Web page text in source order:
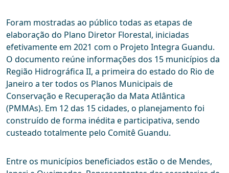
Foram mostradas ao público todas as etapas de
elaboração do Plano Diretor Florestal, iniciadas
efetivamente em 2021 com o Projeto Integra Guandu.
O documento reúne informações dos 15 municípios da
Região Hidrográfica II, a primeira do estado do Rio de
Janeiro a ter todos os Planos Municipais de
Conservação e Recuperação da Mata Atlântica
(PMMAs). Em 12 das 15 cidades, o planejamento foi
construído de forma inédita e participativa, sendo
custeado totalmente pelo Comitê Guandu.
Entre os municípios beneficiados estão o de Mendes,